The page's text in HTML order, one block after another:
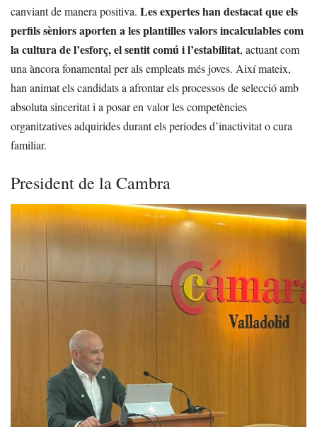
canviant de manera positiva. Les expertes han destacat que els
perfils sèniors aporten a les plantilles valors incalculables com
la cultura de l’esforç, el sentit comú i l’estabilitat, actuant com
una àncora fonamental per als empleats més joves. Així mateix,
han animat els candidats a afrontar els processos de selecció amb
absoluta sinceritat i a posar en valor les competències
organitzatives adquirides durant els períodes d’inactivitat o cura
familiar.
President de la Cambra